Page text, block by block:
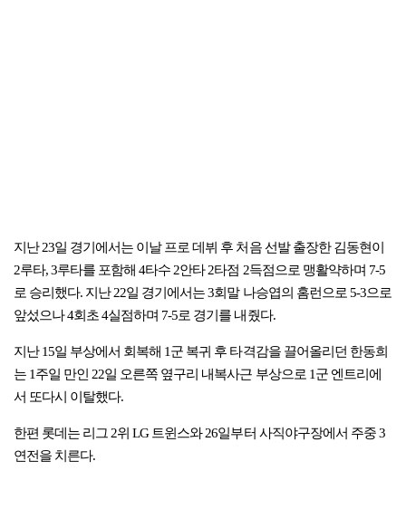
지난 23일 경기에서는 이날 프로 데뷔 후 처음 선발 출장한 김동현이
2루타, 3루타를 포함해 4타수 2안타 2타점 2득점으로 맹활약하며 7-5
로 승리했다. 지난 22일 경기에서는 3회말 나승엽의 홈런으로 5-3으로
앞섰으나 4회초 4실점하며 7-5로 경기를 내줬다.
지난 15일 부상에서 회복해 1군 복귀 후 타격감을 끌어올리던 한동희
는 1주일 만인 22일 오른쪽 옆구리 내복사근 부상으로 1군 엔트리에
서 또다시 이탈했다.
한편 롯데는 리그 2위 LG 트윈스와 26일부터 사직야구장에서 주중 3
연전을 치른다.